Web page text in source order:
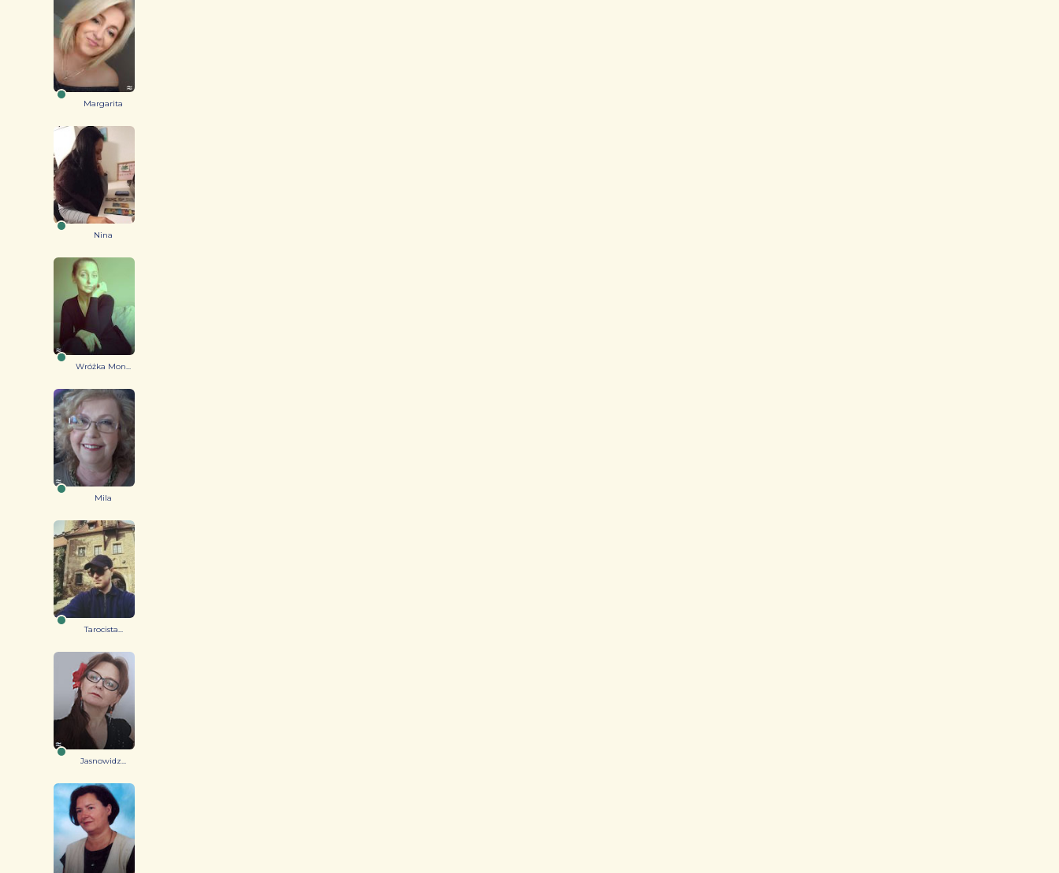
Margarita
Nina
Wróżka Mon...
Mila
Tarocista...
Jasnowidz...